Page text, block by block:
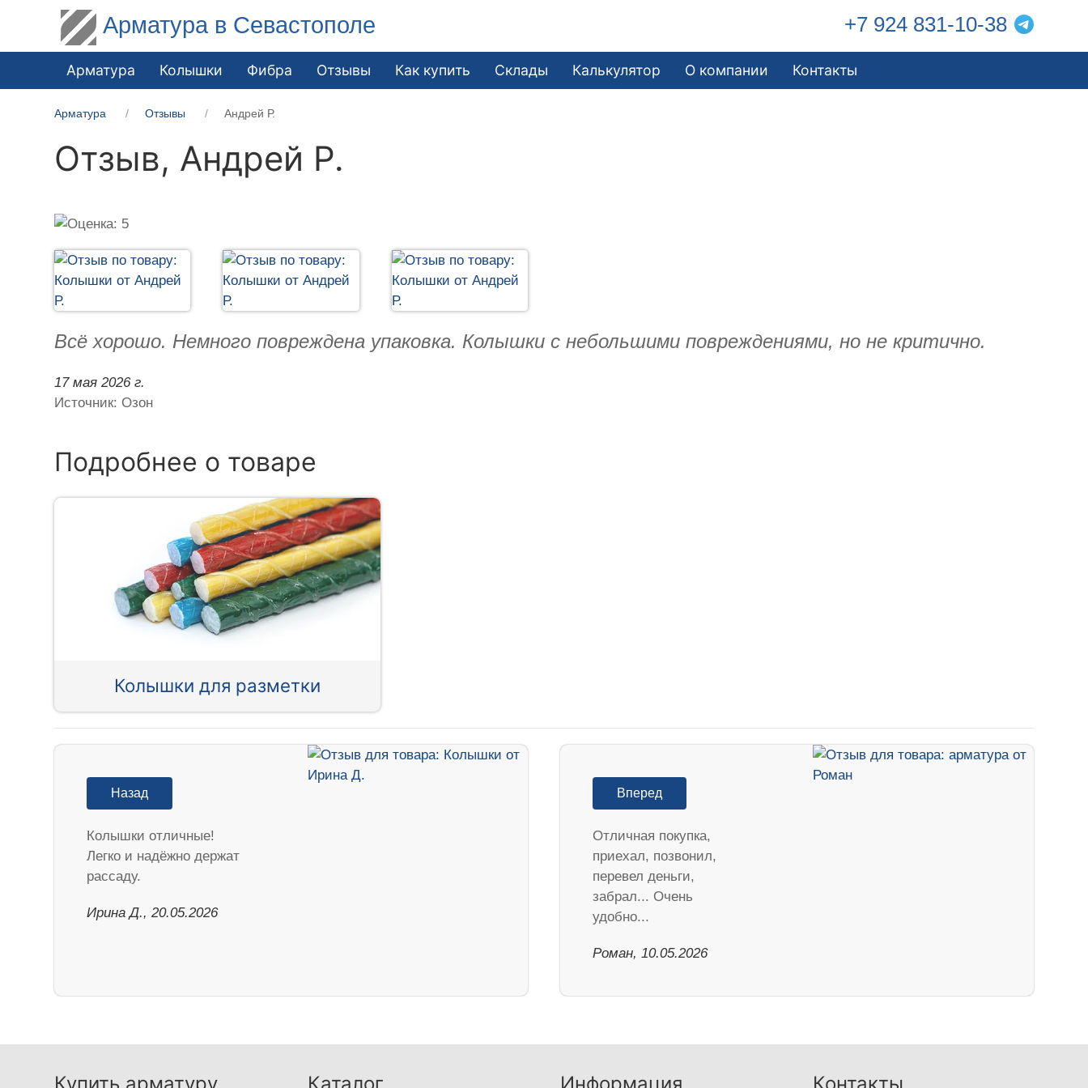
Арматура в Севастополе +7 924 831-10-38
Арматура Колышки Фибра Отзывы Как купить Склады Калькулятор О компании Контакты
Арматура Отзывы Андрей Р.
Отзыв, Андрей Р.
Всё хорошо. Немного повреждена упаковка. Колышки с небольшими повреждениями, но не критично.
17 мая 2026 г.
Источник: Озон
Подробнее о товаре
Колышки для разметки
Назад
Колышки отличные!
Легко и надёжно держат
рассаду.
Ирина Д., 20.05.2026
Вперед
Отличная покупка,
приехал, позвонил,
перевел деньги,
забрал... Очень
удобно...
Роман, 10.05.2026
Купить арматуру Каталог Информация Контакты